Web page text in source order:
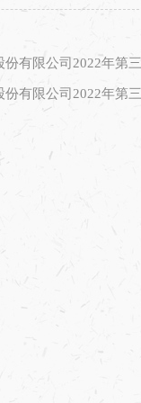
份有限公司2022年第
有限公司2022年第